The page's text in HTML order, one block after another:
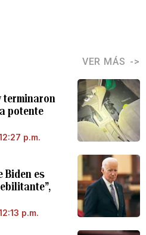
VER MÁS
terminaron
potente
p.m.
Biden es
p.m.